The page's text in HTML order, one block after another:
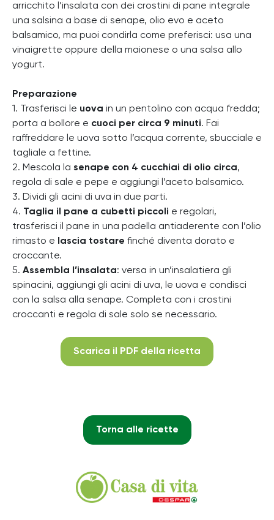
arricchito l’insalata con dei crostini di pane integrale
una salsina a base di senape, olio evo e aceto
balsamico, ma puoi condirla come preferisci: usa una
vinaigrette oppure della maionese o una salsa allo
yogurt.
Preparazione
1. Trasferisci le uova in un pentolino con acqua fredda;
porta a bollore e cuoci per circa 9 minuti. Fai
raffreddare le uova sotto l’acqua corrente, sbucciale e
tagliale a fettine.
2. Mescola la senape con 4 cucchiai di olio circa,
regola di sale e pepe e aggiungi l’aceto balsamico.
3. Dividi gli acini di uva in due parti.
4. Taglia il pane a cubetti piccoli e regolari,
trasferisci il pane in una padella antiaderente con l’olio
rimasto e
lascia tostare finché diventa dorato e
croccante.
5. Assembla l’insalata: versa in un’insalatiera gli
spinacini, aggiungi gli acini di uva, le uova e condisci
con la salsa alla senape. Completa con i crostini
croccanti e regola di sale solo se necessario.
Scarica il PDF della ricetta
Torna alle ricette